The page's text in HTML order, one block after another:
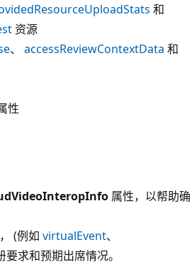
和
资源
、 accessReviewContextData 和
性
属性，以帮助确
(例如 virtualEvent、
要求和预期出席情况。